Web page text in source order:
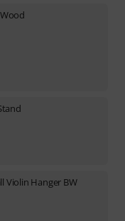
Violin Hanger BW